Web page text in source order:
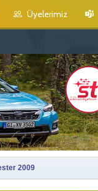
Üyelerimiz
2009